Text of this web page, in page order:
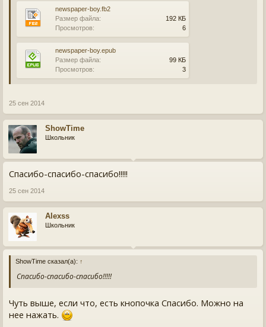
newspaper-boy.fb2
Размер файла:
192 КБ
Просмотров:
6
newspaper-boy.epub
Размер файла:
99 КБ
Просмотров:
3
25 сен 2014
ShowTime
Школьник
Спасибо-спасибо-спасибо!!!!!
25 сен 2014
Alexss
Школьник
ShowTime сказал(а): ↑
Спасибо-спасибо-спасибо!!!!!
Чуть выше, если что, есть кнопочка Спасибо. Можно на
нее нажать.